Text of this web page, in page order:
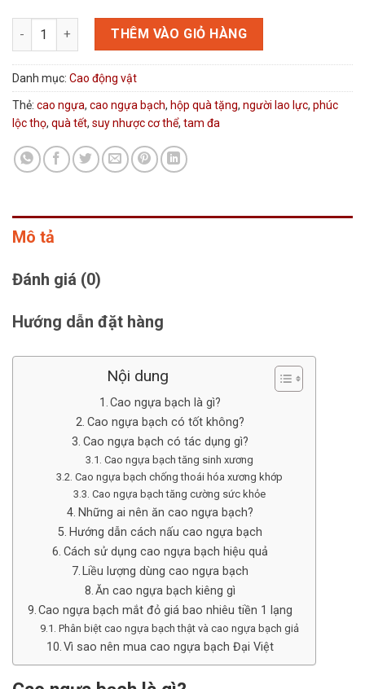
Cao ngựa bạch Đại Việt số lượng
THÊM VÀO GIỎ HÀNG
Danh mục: Cao động vật
Thẻ: cao ngựa, cao ngựa bạch, hộp quà tặng, người lao lực, phúc
lộc thọ, quà tết, suy nhược cơ thể, tam đa
Mô tả
Đánh giá (0)
Hướng dẫn đặt hàng
Nội dung
Cao ngựa bạch là gì?
Cao ngựa bạch có tốt không?
Cao ngựa bạch có tác dụng gì?
Cao ngựa bạch tăng sinh xương
Cao ngựa bạch chống thoái hóa xương khớp
Cao ngựa bạch tăng cường sức khỏe
Những ai nên ăn cao ngựa bạch?
Hướng dẫn cách nấu cao ngựa bạch
Cách sử dụng cao ngựa bạch hiệu quả
Liều lượng dùng cao ngựa bạch
Ăn cao ngựa bạch kiêng gì
Cao ngựa bạch mắt đỏ giá bao nhiêu tiền 1 lạng
Phân biệt cao ngựa bạch thật và cao ngựa bạch giả
Vì sao nên mua cao ngựa bạch Đại Việt